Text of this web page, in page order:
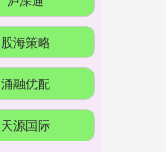
股海策略
涌融优配
天源国际